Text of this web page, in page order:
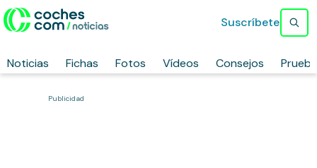
Noticias Fichas Fotos Vídeos Consejos
Suscríbete
Publicidad